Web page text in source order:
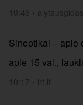
10:46 •
Sinoptikai – apie
apie 15 val.,
10:17 • lrt.lt